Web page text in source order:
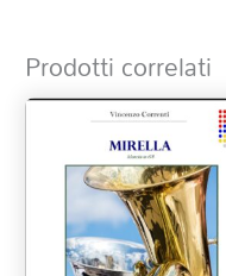
Prodotti correlati